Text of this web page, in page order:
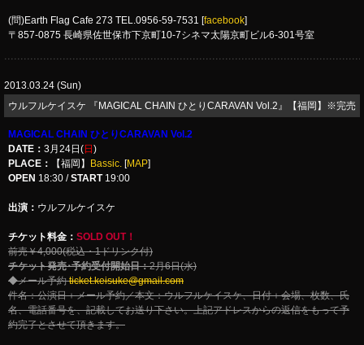
(問)Earth Flag Cafe 273 TEL.0956-59-7531 [facebook]
〒857-0875 長崎県佐世保市下京町10-7シネマ太陽京町ビル6-301号室
2013.03.24 (Sun)
ウルフルケイスケ 『MAGICAL CHAIN ひとりCARAVAN Vol.2』【福岡】※完売
MAGICAL CHAIN ひとりCARAVAN Vol.2
DATE： 3月24日(日 )
PLACE：
【福岡】 Bassic. [MAP]
OPEN 18:30 /START19:00
出演： ウルフルケイスケ
チケット料金： SOLD OUT！
前売￥4,000(税込・1ドリンク付)
チケット発売･予約受付開始日：2月6日(水)
◆メール予約ticket.keisuke@gmail.com
件名：公演日＋メール予約／本文：ウルフルケイスケ、日付＋会場、枚数、氏
名、電話番号を、記載してお送り下さい。上記アドレスからの返信をもって予
約完了とさせて頂きます。